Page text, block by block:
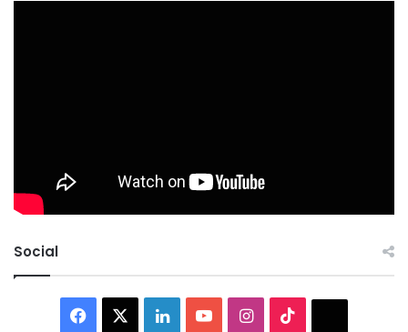
Social
Facebook LinkedInYouTubeInstagram